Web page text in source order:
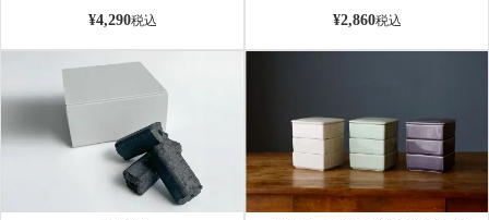
¥4,290税込
¥2,860税込